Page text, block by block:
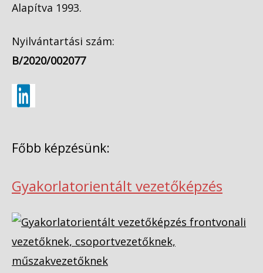
Alapítva 1993.
Nyilvántartási szám:
B/2020/002077
Főbb képzésünk:
Gyakorlatorientált vezetőképzés